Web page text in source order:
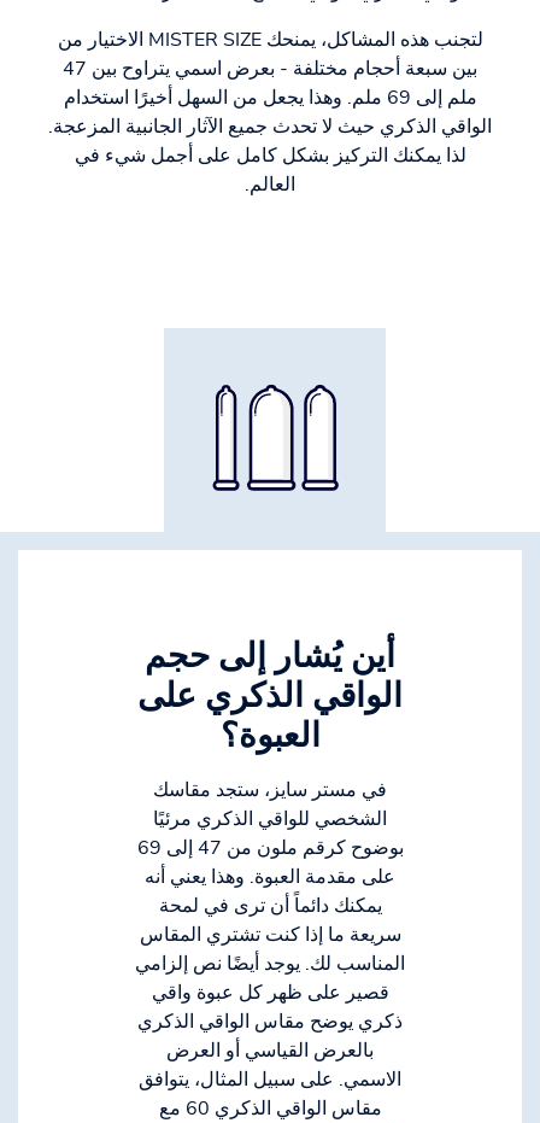
لتجنب هذه المشاكل، يمنحك MISTER SIZE الاختيار من
بين سبعة أحجام مختلفة - بعرض اسمي يتراوح بين 47
ملم إلى 69 ملم. وهذا يجعل من السهل أخيرًا استخدام
الواقي الذكري حيث لا تحدث جميع الآثار الجانبية المزعجة.
لذا يمكنك التركيز بشكل كامل على أجمل شيء في
العالم.
أين يُشار إلى حجم
الواقي الذكري على
العبوة؟
في مستر سايز، ستجد مقاسك
الشخصي للواقي الذكري مرئيًا
بوضوح كرقم ملون من 47 إلى 69
على مقدمة العبوة. وهذا يعني أنه
يمكنك دائماً أن ترى في لمحة
سريعة ما إذا كنت تشتري المقاس
المناسب لك. يوجد أيضًا نص إلزامي
قصير على ظهر كل عبوة واقي
ذكري يوضح مقاس الواقي الذكري
بالعرض القياسي أو العرض
الاسمي. على سبيل المثال، يتوافق
مقاس الواقي الذكري 60 مع